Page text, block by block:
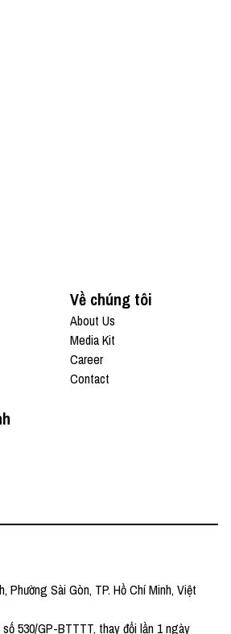
Về chúng tôi
About Us
Media Kit
Career
Contact
Phường Sài Gòn, TP. Hồ Chí Minh, Việt
530/GP-BTTTT, thay đổi lần 1 ngày